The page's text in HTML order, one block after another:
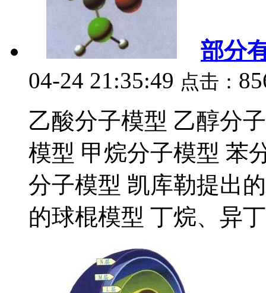
部分
04-24 21:35:49 点击：
乙酸分子模型 乙醇分
模型 甲烷分子模型 苯
分子模型 凯库勒提出
的球棍模型 丁烷、异